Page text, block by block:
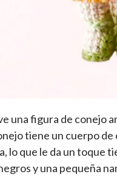
una figura de conejo
tiene un cuerpo
lo que le da un toque
y una pequeña